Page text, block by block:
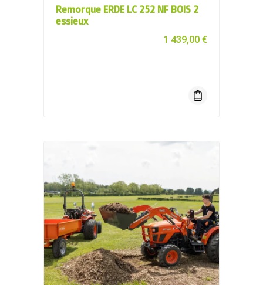
Remorque ERDE LC 252 NF BOIS 2
essieux
1 439,00€